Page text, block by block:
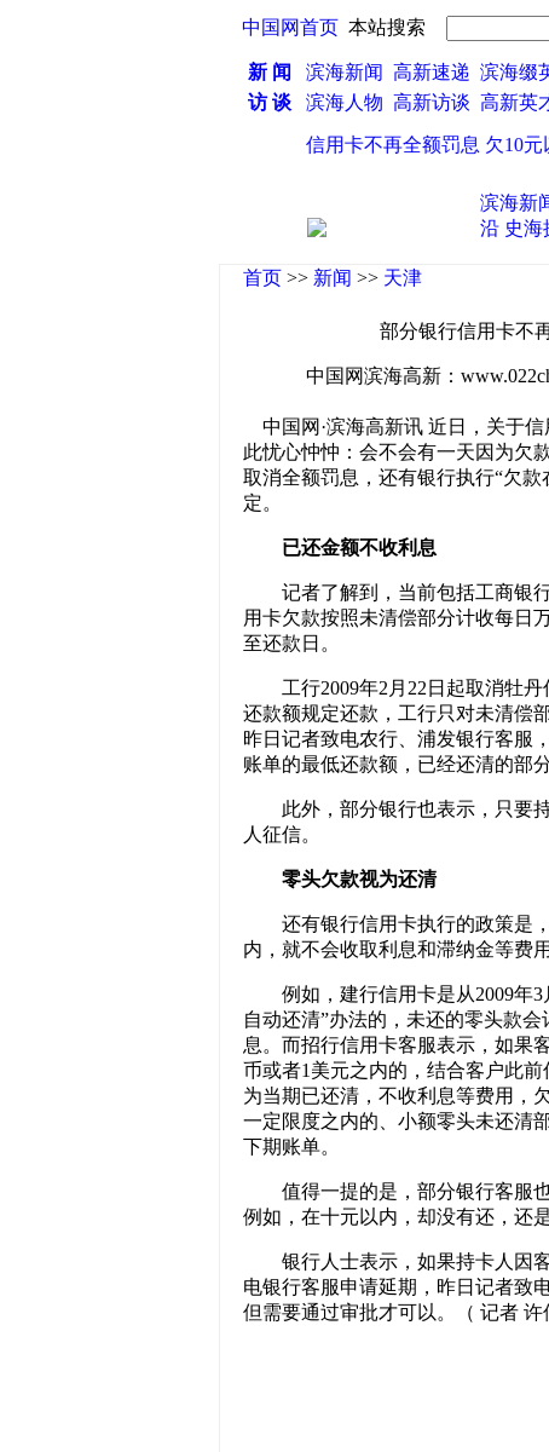
中国网首页 本站搜索
新 闻 滨海新闻 高新速递 滨海缀
访 谈
滨海人物 高新访谈 高新英
部分银行信用卡不再全额罚息 欠10元以
滨海新
沿 史海
首页 >> 新闻 >> 天津
部分银行信用卡不
中国网滨海高新：
中国网·滨海高新讯 近日，关于
此忧心忡忡：会不会有一天因为欠
取消全额罚息，还有银行执行“欠
定。
已还金额不收利息
记者了解到，当前包括工商银行
用卡欠款按照未清偿部分计收每日
至还款日。
工行2009年2月22日起取消牡丹
还款额规定还款，工行只对未清偿
昨日记者致电农行、浦发银行客服
账单的最低还款额，已经还清的部
此外，部分银行也表示，只要持
人征信。
零头欠款视为还清
还有银行信用卡执行的政策是，
内，就不会收取利息和滞纳金等费
例如，建行信用卡是从2009年3
自动还清”办法的，未还的零头款
息。而招行信用卡客服表示，如果
币或者1美元之内的，结合客户此
为当期已还清，不收利息等费用，
一定限度之内的、小额零头未还清
下期账单。
值得一提的是，部分银行客服也
例如，在十元以内，却没有还，还
银行人士表示，如果持卡人因客
电银行客服申请延期，昨日记者致
但需要通过审批才可以。（ 记者 许